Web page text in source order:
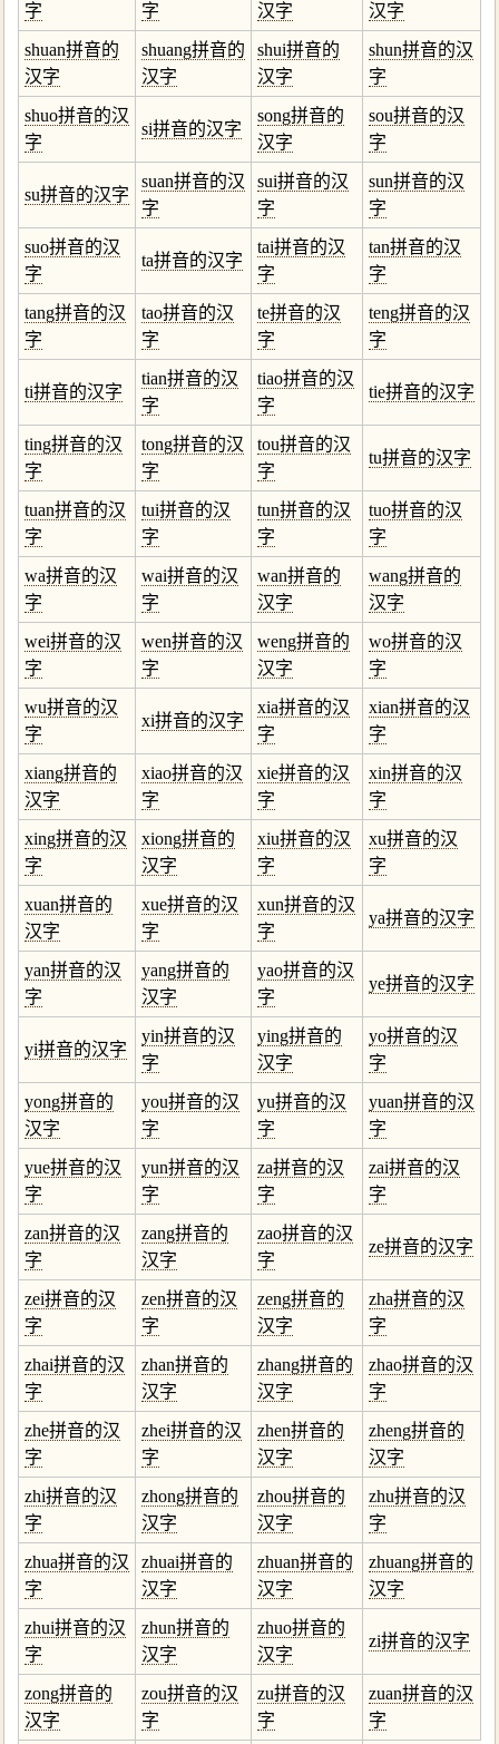
字
字
汉字
汉字
shuan拼音的
汉字
shuang拼音的
汉字
shui拼音的
汉字
shun拼音的汉
字
shuo拼音的汉
字
si拼音的汉字
song拼音的
汉字
sou拼音的汉
字
su拼音的汉字
suan拼音的汉
字
sui拼音的汉
字
sun拼音的汉
字
suo拼音的汉
字
ta拼音的汉字
tai拼音的汉
字
tan拼音的汉
字
tang拼音的汉
字
tao拼音的汉
字
te拼音的汉
字
teng拼音的汉
字
ti拼音的汉字
tian拼音的汉
字
tiao拼音的汉
字
tie拼音的汉字
ting拼音的汉
字
tong拼音的汉
字
tou拼音的汉
字
tu拼音的汉字
tuan拼音的汉
字
tui拼音的汉
字
tun拼音的汉
字
tuo拼音的汉
字
wa拼音的汉
字
wai拼音的汉
字
wan拼音的
汉字
wang拼音的
汉字
wei拼音的汉
字
wen拼音的汉
字
weng拼音的
汉字
wo拼音的汉
字
wu拼音的汉
字
xi拼音的汉字
xia拼音的汉
字
xian拼音的汉
字
xiang拼音的
汉字
xiao拼音的汉
字
xie拼音的汉
字
xin拼音的汉
字
xing拼音的汉
字
xiong拼音的
汉字
xiu拼音的汉
字
xu拼音的汉
字
xuan拼音的
汉字
xue拼音的汉
字
xun拼音的汉
字
ya拼音的汉字
yan拼音的汉
字
yang拼音的
汉字
yao拼音的汉
字
ye拼音的汉字
yi拼音的汉字
yin拼音的汉
字
ying拼音的
汉字
yo拼音的汉
字
yong拼音的
汉字
you拼音的汉
字
yu拼音的汉
字
yuan拼音的汉
字
yue拼音的汉
字
yun拼音的汉
字
za拼音的汉
字
zai拼音的汉
字
zan拼音的汉
字
zang拼音的
汉字
zao拼音的汉
字
ze拼音的汉字
zei拼音的汉
字
zen拼音的汉
字
zeng拼音的
汉字
zha拼音的汉
字
zhai拼音的汉
字
zhan拼音的
汉字
zhang拼音的
汉字
zhao拼音的汉
字
zhe拼音的汉
字
zhei拼音的汉
字
zhen拼音的
汉字
zheng拼音的
汉字
zhi拼音的汉
字
zhong拼音的
汉字
zhou拼音的
汉字
zhu拼音的汉
字
zhua拼音的汉
字
zhuai拼音的
汉字
zhuan拼音的
汉字
zhuang拼音的
汉字
zhui拼音的汉
字
zhun拼音的
汉字
zhuo拼音的
汉字
zi拼音的汉字
zong拼音的
汉字
zou拼音的汉
字
zu拼音的汉
字
zuan拼音的汉
字